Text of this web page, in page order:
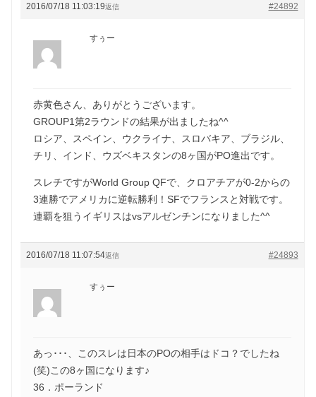
2016/07/18 11:03:19 #24892
返信
すぅー
赤黄色さん、ありがとうございます。
GROUP1第2ラウンドの結果が出ましたね^^
ロシア、スペイン、ウクライナ、スロバキア、ブラジル、
チリ、インド、ウズベキスタンの8ヶ国がPO進出です。
スレチですがWorld Group QFで、クロアチアが0-2からの
3連勝でアメリカに逆転勝利！SFでフランスと対戦です。
連覇を狙うイギリスはvsアルゼンチンになりました^^
2016/07/18 11:07:54 #24893
返信
すぅー
あっ･･･、このスレは日本のPOの相手はドコ？でしたね
(笑)この8ヶ国になります♪
36．ポーランド